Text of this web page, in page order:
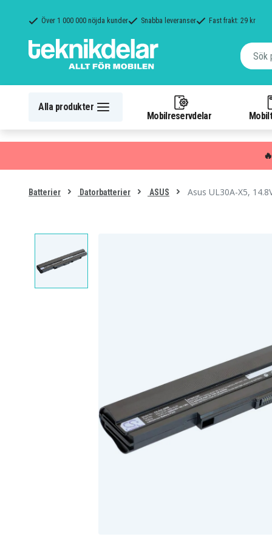
Över 1 000 000 nöjda kunder Snabba leveranser Fast frakt: 29 kr
Alla produkter
Mobilreservdelar
Batterier Datorbatterier ASUS Asus UL30A-X5,